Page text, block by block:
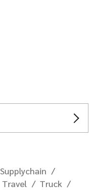
Supplychain
Travel
Truck